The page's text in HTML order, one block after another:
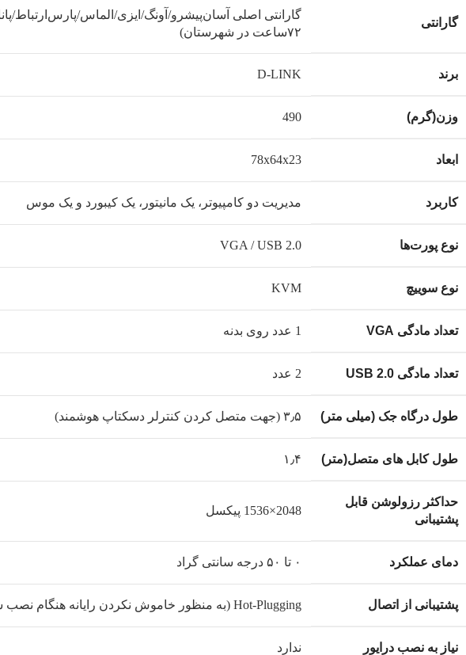
گارانتی
۷۲ساعت در شهرستان)
برند D-LINK
وزن(گرم) 490
ابعاد 78x64x23
کاربرد مدیریت دو کامپیوتر، یک مانیتور، یک کیبورد و یک موس
نوع پورت‌ها VGA / USB 2.0
نوع سوییچ KVM
تعداد مادگی VGA 1 عدد روی بدنه
تعداد مادگی USB 2.0 2 عدد
طول درگاه جک (میلی متر) ۳٫۵ (جهت متصل کردن کنترلر دسکتاپ هوشمند)
طول کابل های متصل(متر) ۱٫۴
حداکثر رزولوشن قابل
پشتیبانی
2048×1536 پیکسل
دمای عملکرد ۰ تا ۵۰ درجه سانتی گراد
پشتیبانی از اتصال Hot-Plugging (به منظور خاموش نکردن رایانه هنگام نصب سوئیچ)، Plug And Play
نیاز به نصب درایور ندارد